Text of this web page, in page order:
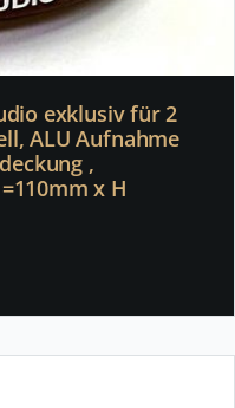
exklusiv für 2
ALU Aufnahme
,
x H